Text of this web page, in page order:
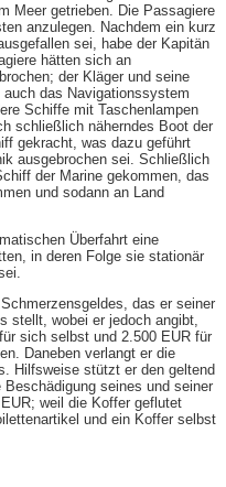
Meer getrieben. Die Passagiere
anzulegen. Nachdem ein kurz
sei, habe der Kapitän
hätten sich an
der Kläger und seine
das Navigationssystem
Schiffe mit Taschenlampen
schließlich näherndes Boot der
gekracht, was dazu geführt
ausgebrochen sei. Schließlich
der Marine gekommen, das
und sodann an Land
Überfahrt eine
in deren Folge sie stationär
das er seiner
stellt, wobei er jedoch angibt,
sich selbst und 2.500 EUR für
Daneben verlangt er die
Hilfsweise stützt er den geltend
seines und seiner
weil die Koffer geflutet
und ein Koffer selbst